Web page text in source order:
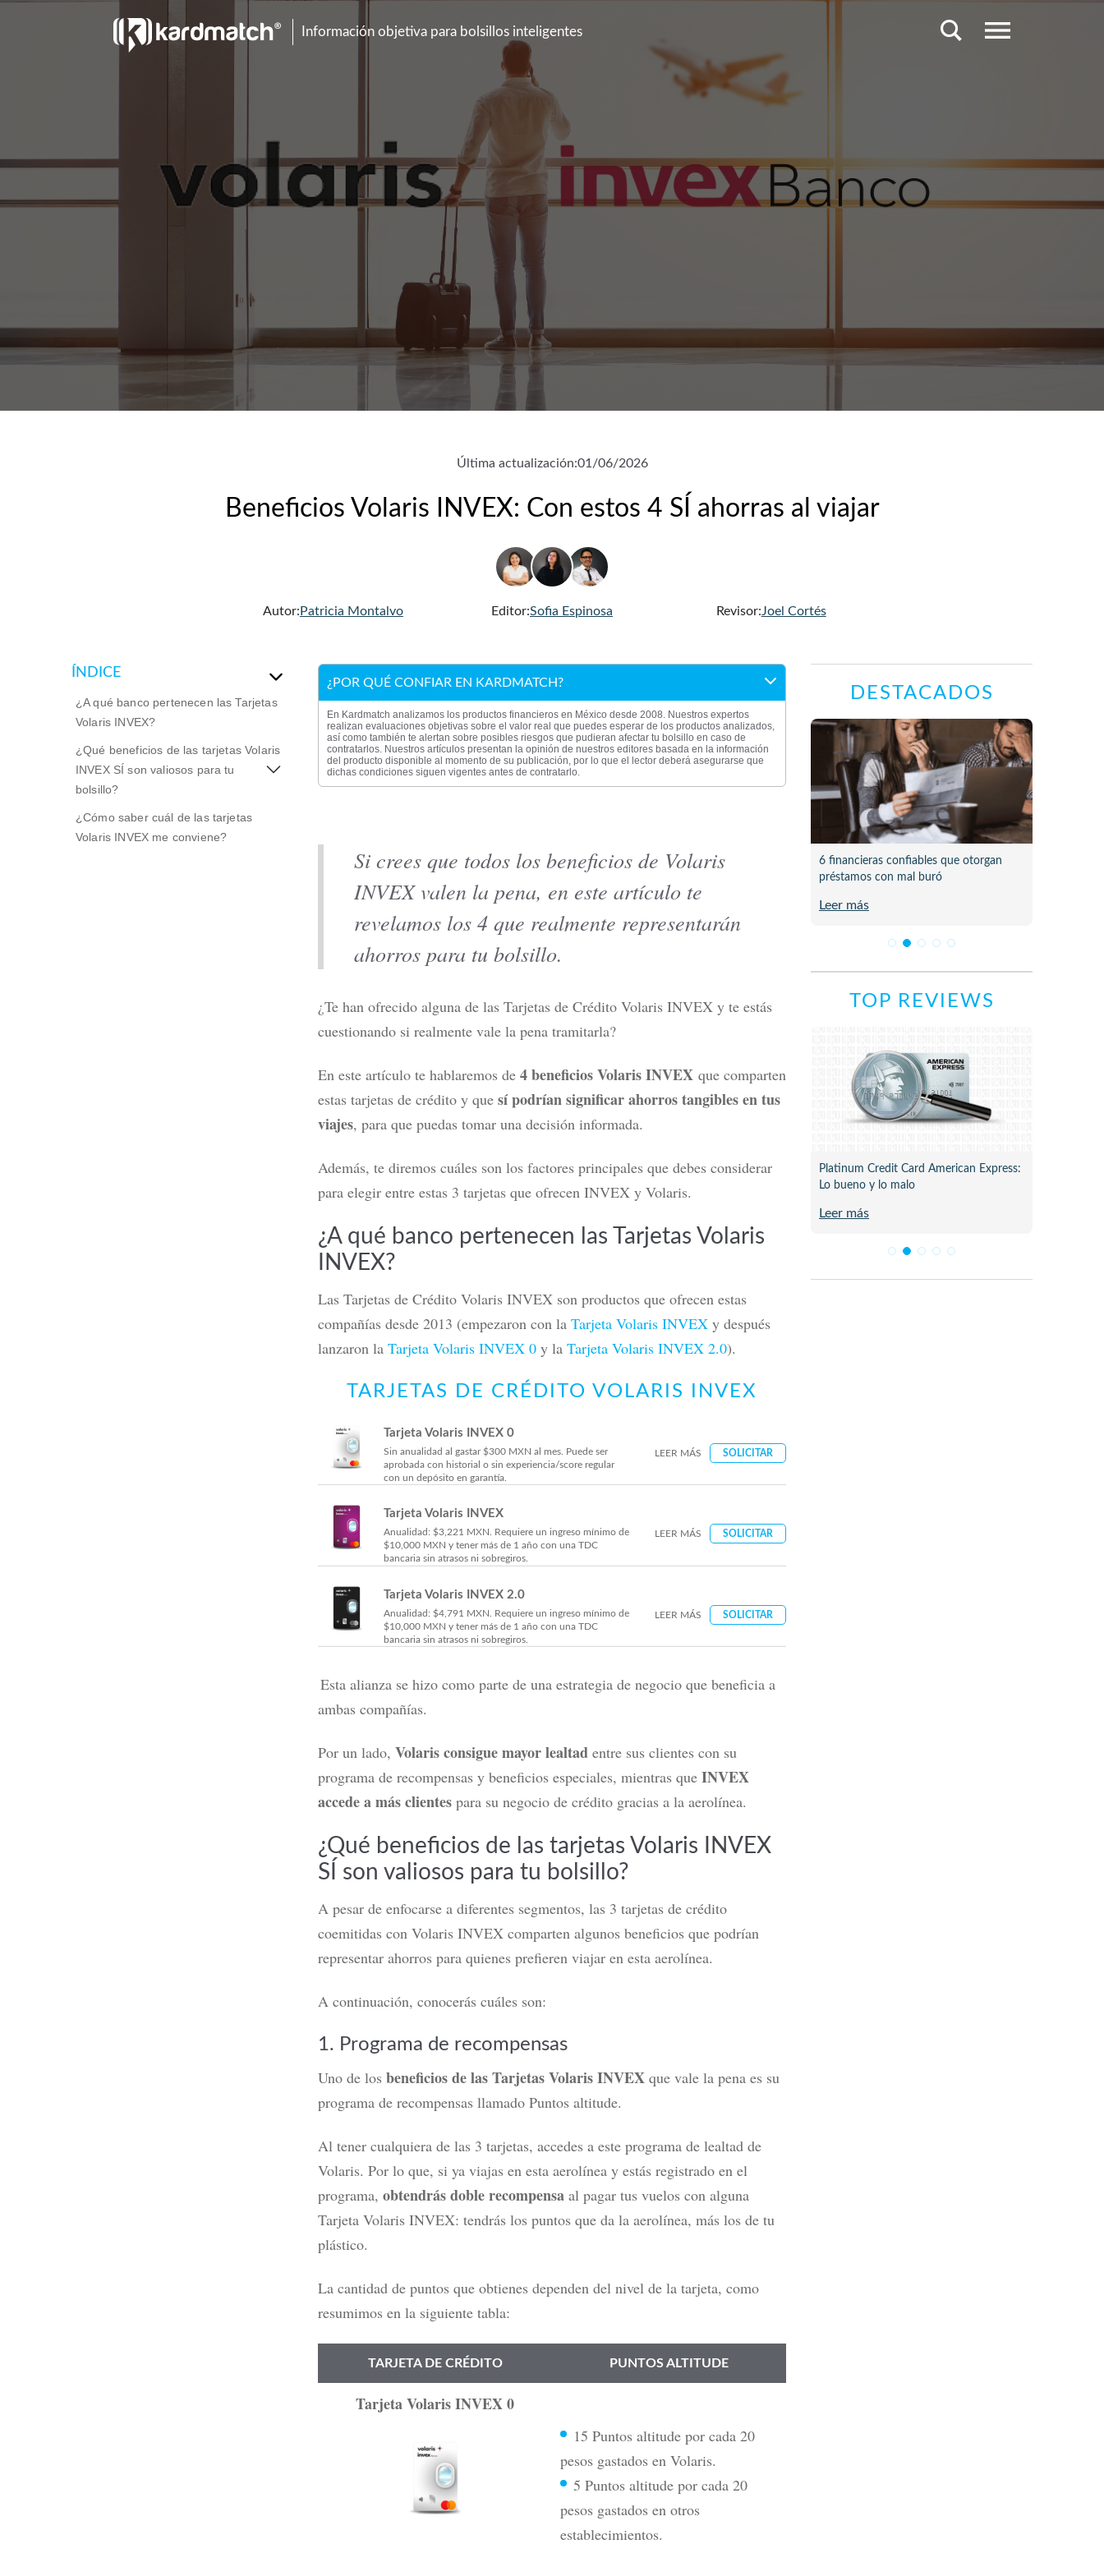
Información objetiva para bolsillos inteligentes
Última actualización:01/06/2026
Beneficios Volaris INVEX: Con estos 4 SÍ ahorras al viajar
Autor: Patricia Montalvo Editor:Sofia Espinosa Revisor:Joel Cortés
ÍNDICE
¿A qué banco pertenecen las Tarjetas
Volaris INVEX?
¿Qué beneficios de las tarjetas Volaris
INVEX SÍ son valiosos para tu
bolsillo?
¿Cómo saber cuál de las tarjetas
Volaris INVEX me conviene?
¿POR QUÉ CONFIAR EN KARDMATCH?
En Kardmatch analizamos los productos financieros en México desde 2008. Nuestros expertos
realizan evaluaciones objetivas sobre el valor real que puedes esperar de los productos analizados,
así como también te alertan sobre posibles riesgos que pudieran afectar tu bolsillo en caso de
contratarlos. Nuestros artículos presentan la opinión de nuestros editores basada en la información
del producto disponible al momento de su publicación, por lo que el lector deberá asegurarse que
dichas condiciones siguen vigentes antes de contratarlo.
Si crees que todos los beneficios de Volaris
INVEX valen la pena, en este artículo te
revelamos los 4 que realmente representarán
ahorros para tu bolsillo.
¿Te han ofrecido alguna de las Tarjetas de Crédito Volaris INVEX y te estás
cuestionando si realmente vale la pena tramitarla?
En este artículo te hablaremos de 4 beneficios Volaris INVEX que comparten
estas tarjetas de crédito y que sí podrían significar ahorros tangibles en tus
viajes, para que puedas tomar una decisión informada.
Además, te diremos cuáles son los factores principales que debes considerar
para elegir entre estas 3 tarjetas que ofrecen INVEX y Volaris.
¿A qué banco pertenecen las Tarjetas Volaris
INVEX?
Las Tarjetas de Crédito Volaris INVEX son productos que ofrecen estas
compañías desde 2013 (empezaron con la Tarjeta Volaris INVEX y después
lanzaron la Tarjeta Volaris INVEX 0 y la Tarjeta Volaris INVEX 2.0).
TARJETAS DE CRÉDITO VOLARIS INVEX
Tarjeta Volaris INVEX 0
Sin anualidad al gastar $300 MXN al mes. Puede ser
aprobada con historial o sin experiencia/score regular
con un depósito en garantía.
LEER MÁS SOLICITAR
Tarjeta Volaris INVEX
Anualidad: $3,221 MXN. Requiere un ingreso mínimo de
$10,000 MXN y tener más de 1 año con una TDC
bancaria sin atrasos ni sobregiros.
LEER MÁS SOLICITAR
Tarjeta Volaris INVEX 2.0
Anualidad: $4,791 MXN. Requiere un ingreso mínimo de
$10,000 MXN y tener más de 1 año con una TDC
bancaria sin atrasos ni sobregiros.
LEER MÁS SOLICITAR
Esta alianza se hizo como parte de una estrategia de negocio que beneficia a
ambas compañías.
Por un lado, Volaris consigue mayor lealtad entre sus clientes con su
programa de recompensas y beneficios especiales, mientras que INVEX
accede a más clientes para su negocio de crédito gracias a la aerolínea.
¿Qué beneficios de las tarjetas Volaris INVEX
SÍ son valiosos para tu bolsillo?
A pesar de enfocarse a diferentes segmentos, las 3 tarjetas de crédito
coemitidas con Volaris INVEX comparten algunos beneficios que podrían
representar ahorros para quienes prefieren viajar en esta aerolínea.
A continuación, conocerás cuáles son:
1. Programa de recompensas
Uno de los beneficios de las Tarjetas Volaris INVEX que vale la pena es su
programa de recompensas llamado Puntos altitude.
Al tener cualquiera de las 3 tarjetas, accedes a este programa de lealtad de
Volaris. Por lo que, si ya viajas en esta aerolínea y estás registrado en el
programa, obtendrás doble recompensa al pagar tus vuelos con alguna
Tarjeta Volaris INVEX: tendrás los puntos que da la aerolínea, más los de tu
plástico.
La cantidad de puntos que obtienes dependen del nivel de la tarjeta, como
resumimos en la siguiente tabla:
TARJETA DE CRÉDITO PUNTOS ALTITUDE
Tarjeta Volaris INVEX 0
15 Puntos altitude por cada 20
pesos gastados en Volaris.
5 Puntos altitude por cada 20
pesos gastados en otros
establecimientos.
DESTACADOS
Mejores tarjetas de crédito en México
¿DiDi Cuenta es confiable? Esto pasó al
6 financieras confiables que otorgan
préstamos con mal buró
Leer más
TOP REVIEWS
Tarjeta Mercado Pago: ¿es de crédito o
débito?, cómo funciona y beneficios
Tarjeta Volaris INVEX 0: ¿Conviene para
viajar? Costos y beneficios
Platinum Credit Card American Express:
Lo bueno y lo malo
Leer más